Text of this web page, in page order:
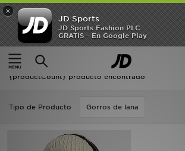
×
JD Sports
JD Sports Fashion PLC
GRATIS - En Google Play
Página principal
Crema UGG
Crema UGG
{productCount} producto encontrado
Tipo de Producto Gorros de lana
Hombre
Mujer
Niños